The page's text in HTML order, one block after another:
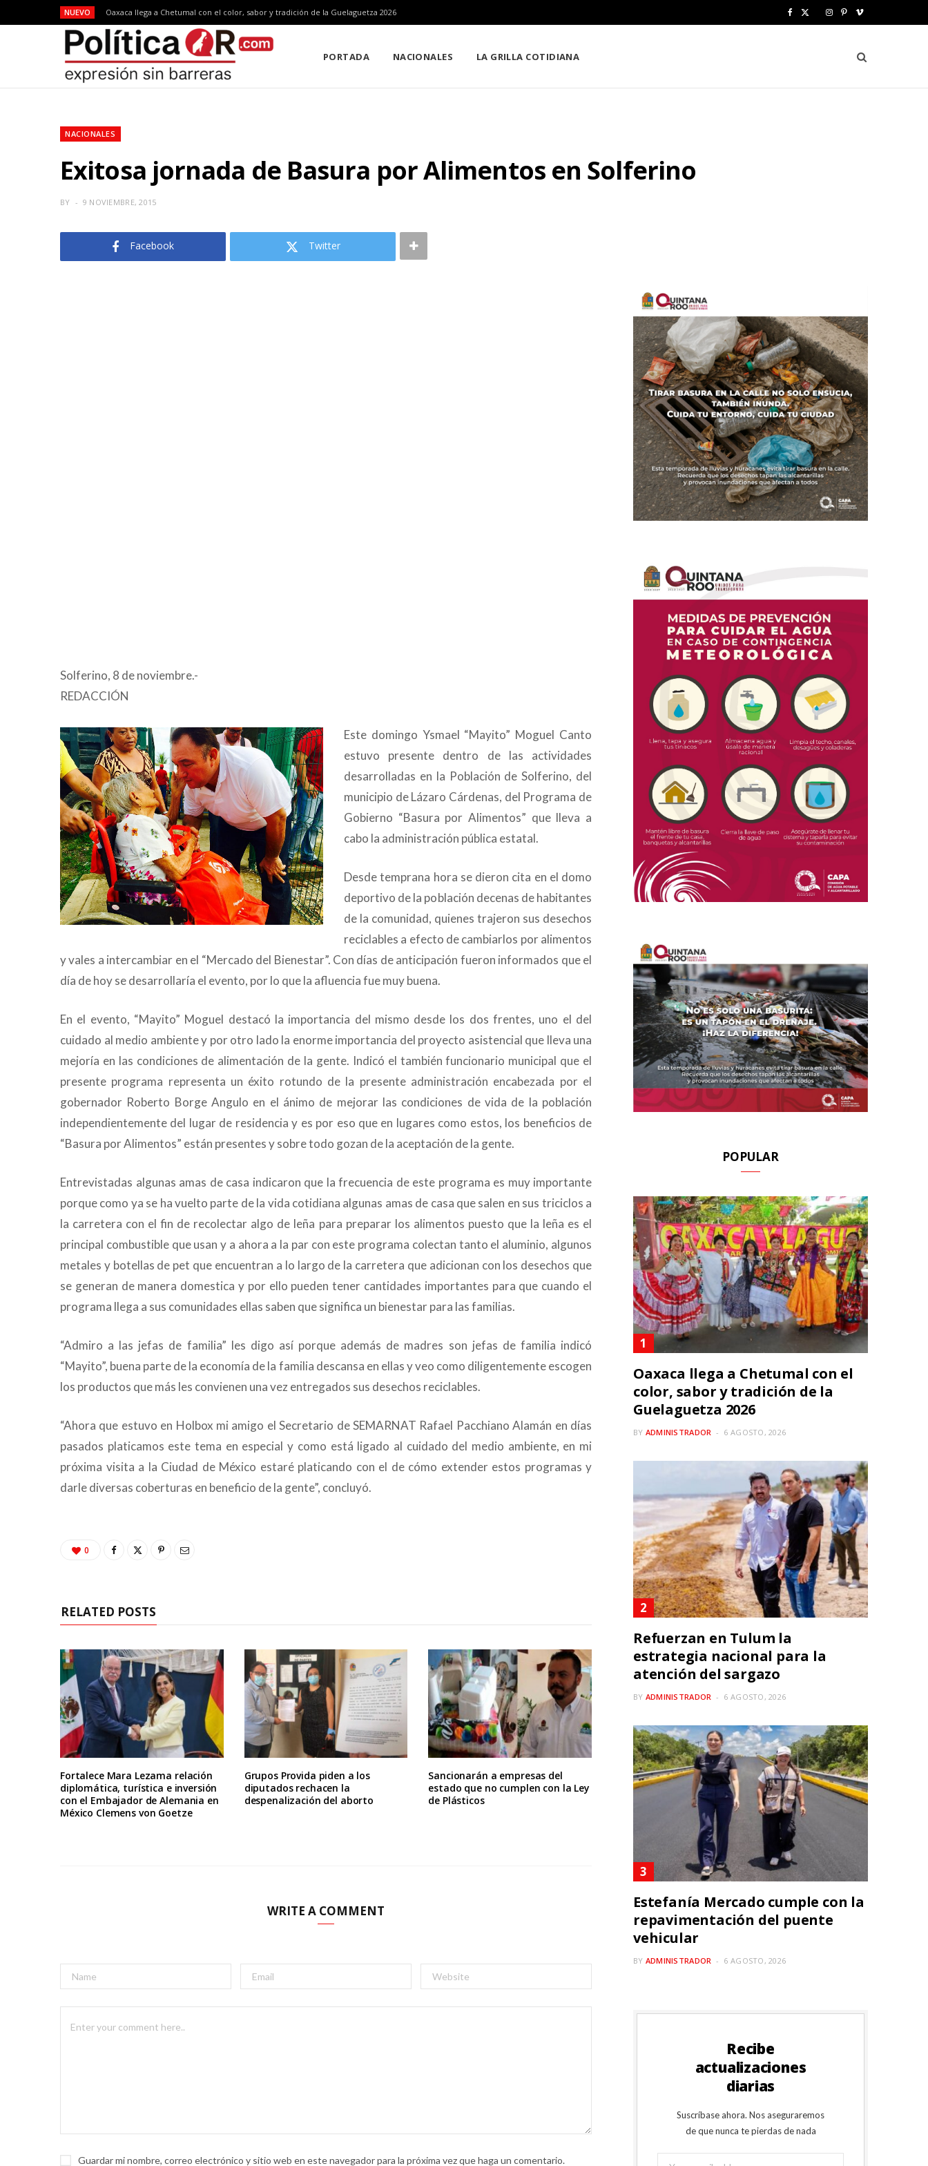
NUEVO Oaxaca llega a Chetumal con el color, sabor y tradición de la Guelaguetza 2026
e w
I
t
P
t
V
m
e
PORTADA NACIONALES LA GRILLA COTIDIANA
NACIONALES
Exitosa jornada de Basura por Alimentos en Solferino
BY 9 NOVIEMBRE, 2015
Facebook Twitter
Solferino, 8 de noviembre.-
REDACCIÓN
Este domingo Ysmael “Mayito” Moguel Canto
estuvo presente dentro de las actividades
desarrolladas en la Población de Solferino, del
municipio de Lázaro Cárdenas, del Programa de
Gobierno “Basura por Alimentos” que lleva a
cabo la administración pública estatal.
Desde temprana hora se dieron cita en el domo
deportivo de la población decenas de habitantes
de la comunidad, quienes trajeron sus desechos
reciclables a efecto de cambiarlos por alimentos
y vales a intercambiar en el “Mercado del Bienestar”. Con días de anticipación fueron informados que el
día de hoy se desarrollaría el evento, por lo que la afluencia fue muy buena.
En el evento, “Mayito” Moguel destacó la importancia del mismo desde los dos frentes, uno el del
cuidado al medio ambiente y por otro lado la enorme importancia del proyecto asistencial que lleva una
mejoría en las condiciones de alimentación de la gente. Indicó el también funcionario municipal que el
presente programa representa un éxito rotundo de la presente administración encabezada por el
gobernador Roberto Borge Angulo en el ánimo de mejorar las condiciones de vida de la población
independientemente del lugar de residencia y es por eso que en lugares como estos, los beneficios de
“Basura por Alimentos” están presentes y sobre todo gozan de la aceptación de la gente.
Entrevistadas algunas amas de casa indicaron que la frecuencia de este programa es muy importante
porque como ya se ha vuelto parte de la vida cotidiana algunas amas de casa que salen en sus triciclos a
la carretera con el fin de recolectar algo de leña para preparar los alimentos puesto que la leña es el
principal combustible que usan y a ahora a la par con este programa colectan tanto el aluminio, algunos
metales y botellas de pet que encuentran a lo largo de la carretera que adicionan con los desechos que
se generan de manera domestica y por ello pueden tener cantidades importantes para que cuando el
programa llega a sus comunidades ellas saben que significa un bienestar para las familias.
“Admiro a las jefas de familia” les digo así porque además de madres son jefas de familia indicó
“Mayito”, buena parte de la economía de la familia descansa en ellas y veo como diligentemente escogen
los productos que más les convienen una vez entregados sus desechos reciclables.
“Ahora que estuvo en Holbox mi amigo el Secretario de SEMARNAT Rafael Pacchiano Alamán en días
pasados platicamos este tema en especial y como está ligado al cuidado del medio ambiente, en mi
próxima visita a la Ciudad de México estaré platicando con el de cómo extender estos programas y
darle diversas coberturas en beneficio de la gente”, concluyó.
0
RELATED POSTS
Fortalece Mara Lezama relación
diplomática, turística e inversión
con el Embajador de Alemania en
México Clemens von Goetze
Grupos Provida piden a los
diputados rechacen la
despenalización del aborto
Sancionarán a empresas del
estado que no cumplen con la Ley
de Plásticos
WRITE A COMMENT
Guardar mi nombre, correo electrónico y sitio web en este navegador para la próxima vez que haga un comentario.
POPULAR
Oaxaca llega a Chetumal con el
color, sabor y tradición de la
Guelaguetza 2026
BY ADMINISTRADOR 6 AGOSTO, 2026
Refuerzan en Tulum la
estrategia nacional para la
atención del sargazo
BY ADMINISTRADOR 6 AGOSTO, 2026
Estefanía Mercado cumple con la
repavimentación del puente
vehicular
BY ADMINISTRADOR 6 AGOSTO, 2026
Recibe
actualizaciones
diarias
Suscríbase ahora. Nos aseguraremos
de que nunca te pierdas de nada